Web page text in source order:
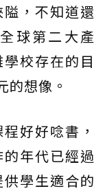
，不知道還
球第二大產
校存在的目
的想像。
好好唸書，
年代已經過
學生適合的